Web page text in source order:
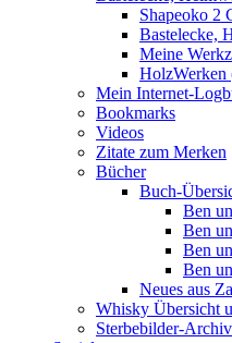
Shapeoko 2
Bastelecke,
Meine
Mein Internet-
Bookmarks
Videos
Zitate zum Merken
Bücher
Buch-
Ben
Ben
Ben
Ben
Neues aus
Whisky Übersicht
Sterbebilder-Archiv